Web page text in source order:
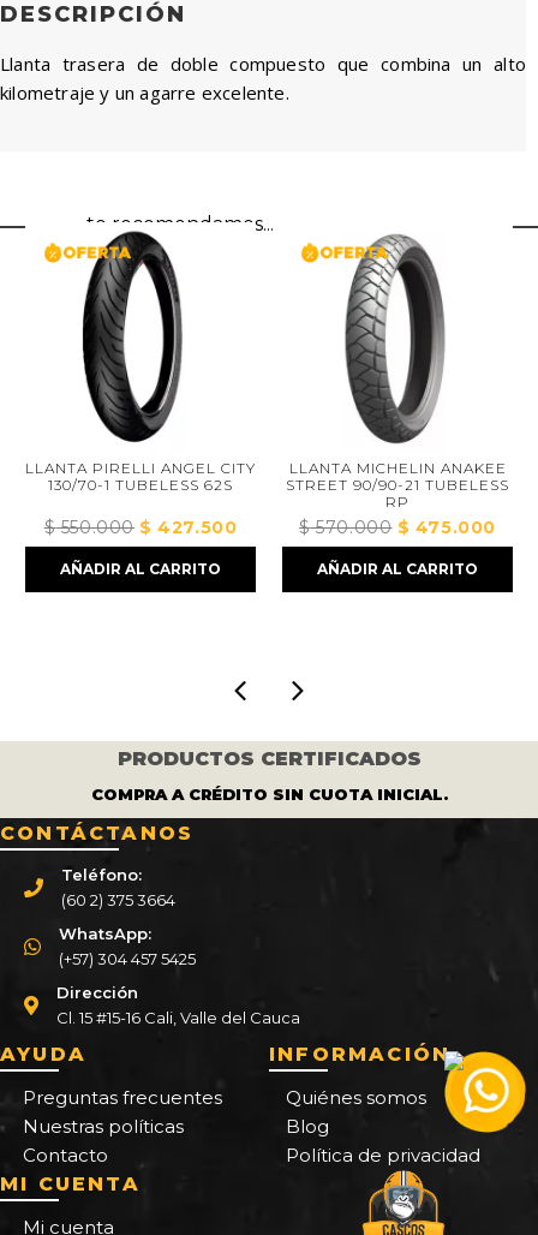
DESCRIPCIÓN
Llanta trasera de doble compuesto que combina un alto
kilometraje y un agarre excelente.
te recomendamos...
LLANTA PIRELLI ANGEL CITY
130/70-1 TUBELESS 62S
$550.000 El
precio
original
$ 427.500El
precio
AÑADIR AL CARRITO
LLANTA MICHELIN ANAKEE
STREET 90/90-21 TUBELESS
RP
$570.000 El
precio
original
$ 475.000El
AÑADIR AL CARRITO
PRODUCTOS CERTIFICADOS
COMPRA A CRÉDITO SIN CUOTA INICIAL.
CONTÁCTANOS
Teléfono:
(60 2) 375 3664
WhatsApp:
(+57) 304 457 5425
Dirección
Cl. 15 #15-16 Cali, Valle del Cauca
AYUDA
Preguntas frecuentes
Nuestras políticas
Contacto
INFORMACIÓN
Quiénes somos
Blog
Política de privacidad
MI CUENTA
Mi cuenta